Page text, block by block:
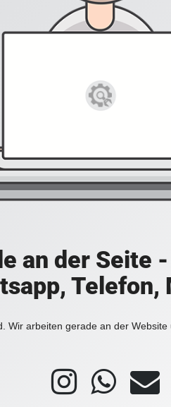
an der Seite
Wir arbeiten gerade an der Website